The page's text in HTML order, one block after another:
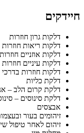
חיידקים
דלקות גרון חוזרות
דלקות ריאות חוזרות
דלקות אוזניים חוזרות
דלקות עיניים חוזרות
דלקות חוזרות
דלקת כליות
דלקת קרום הלב –
דלקת סינוסים –
אבצסים
זיהומים בעור
זיהום לאחר טיפול